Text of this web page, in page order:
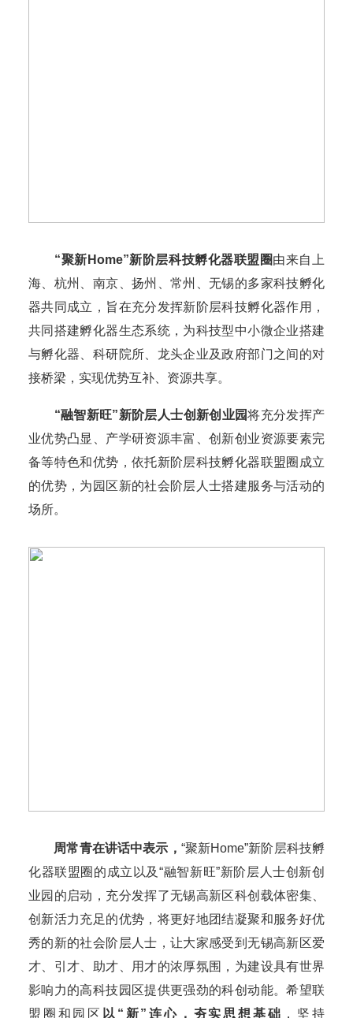
“聚新Home”新阶层科技孵化器联盟圈由来自上
海、杭州、南京、扬州、常州、无锡的多家科技孵化
器共同成立，旨在充分发挥新阶层科技孵化器作用，
共同搭建孵化器生态系统，为科技型中小微企业搭建
与孵化器、科研院所、龙头企业及政府部门之间的对
接桥梁，实现优势互补、资源共享。
“融智新旺”新阶层人士创新创业园将充分发挥产
业优势凸显、产学研资源丰富、创新创业资源要素完
备等特色和优势，依托新阶层科技孵化器联盟圈成立
的优势，为园区新的社会阶层人士搭建服务与活动的
场所。
周常青在讲话中表示， “聚新Home”新阶层科技孵
化器联盟圈的成立以及“融智新旺”新阶层人士创新创
业园的启动，充分发挥了无锡高新区科创载体密集、
创新活力充足的优势，将更好地团结凝聚和服务好优
秀的新的社会阶层人士，让大家感受到无锡高新区爱
才、引才、助才、用才的浓厚氛围，为建设具有世界
影响力的高科技园区提供更强劲的科创动能。希望联
盟圈和园区 以“新”连心，夯实思想基础 ，坚持